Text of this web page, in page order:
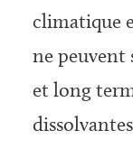
climatique
ne peuvent
et long